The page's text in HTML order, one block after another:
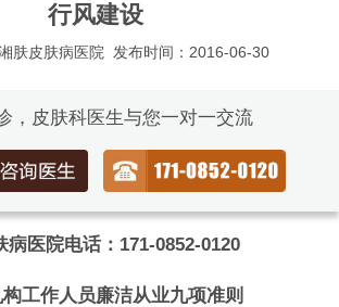
行风建设
肤皮肤病医院 发布时间：2016-06-30
，皮肤科医生与您一对一交流
病医院电话：171-0852-0120
构工作人员廉洁从业九项准则